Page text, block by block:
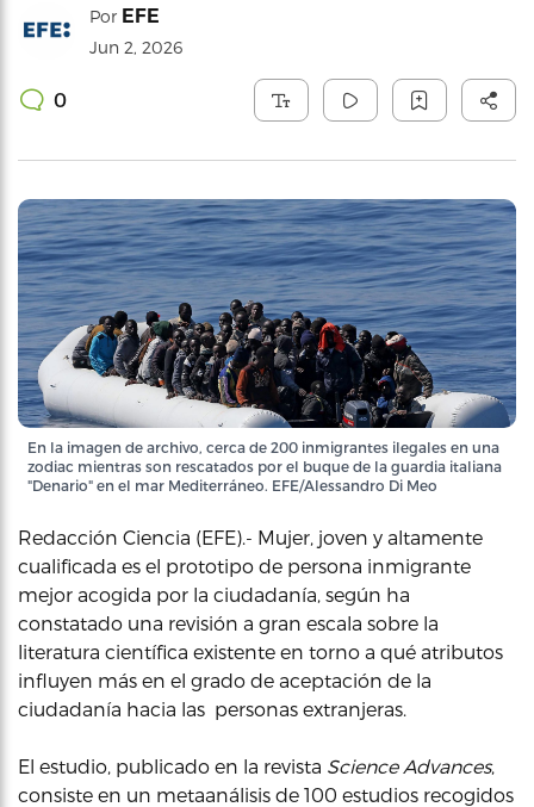
Por EFE
Jun 2, 2026
0
En la imagen de archivo, cerca de 200 inmigrantes ilegales en una
zodiac mientras son rescatados por el buque de la guardia italiana
"Denario" en el mar Mediterráneo. EFE/Alessandro Di Meo
Redacción Ciencia (EFE).- Mujer, joven y altamente
cualificada es el prototipo de persona inmigrante
mejor acogida por la ciudadanía, según ha
constatado una revisión a gran escala sobre la
literatura científica existente en torno a qué atributos
influyen más en el grado de aceptación de la
ciudadanía hacia las personas extranjeras.
El estudio, publicado en la revista Science Advances,
consiste en un metaanálisis de 100 estudios recogidos